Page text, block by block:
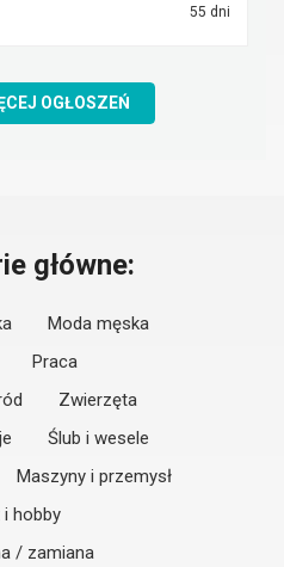
55 dni
OGŁOSZEŃ
główne:
Moda męska
Praca
Zwierzęta
Ślub i wesele
Maszyny i przemysł
hobby
/ zamiana